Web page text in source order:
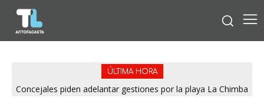
ÚLTIMA HORA
Concejales piden adelantar gestiones por la playa La Chimba